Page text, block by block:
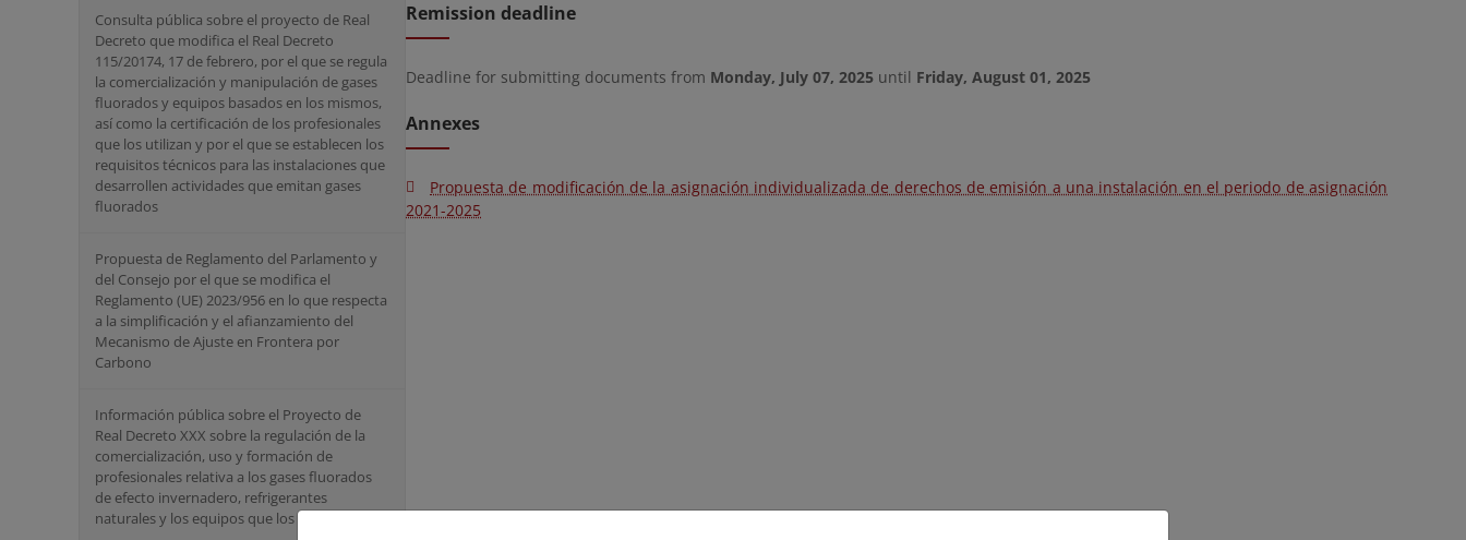
Consulta pública sobre el proyecto de Real
Decreto que modifica el Real Decreto
115/20174, 17 de febrero, por el que se regula
la comercialización y manipulación de gases
fluorados y equipos basados en los mismos,
así como la certificación de los profesionales
que los utilizan y por el que se establecen los
requisitos técnicos para las instalaciones que
desarrollen actividades que emitan gases
fluorados
Propuesta de Reglamento del Parlamento y
del Consejo por el que se modifica el
Reglamento (UE) 2023/956 en lo que respecta
a la simplificación y el afianzamiento del
Mecanismo de Ajuste en Frontera por
Carbono
Información pública sobre el Proyecto de
Real Decreto XXX sobre la regulación de la
comercialización, uso y formación de
profesionales relativa a los gases fluorados
de efecto invernadero, refrigerantes
naturales y los equipos que los contienen.
Remission deadline
Deadline for submitting documents from Monday, July 07, 2025 until Friday, August 01, 2025
Annexes
Propuesta de modificación de la asignación individualizada de derechos de emisión a una instalación en el periodo de asignación
2021-2025